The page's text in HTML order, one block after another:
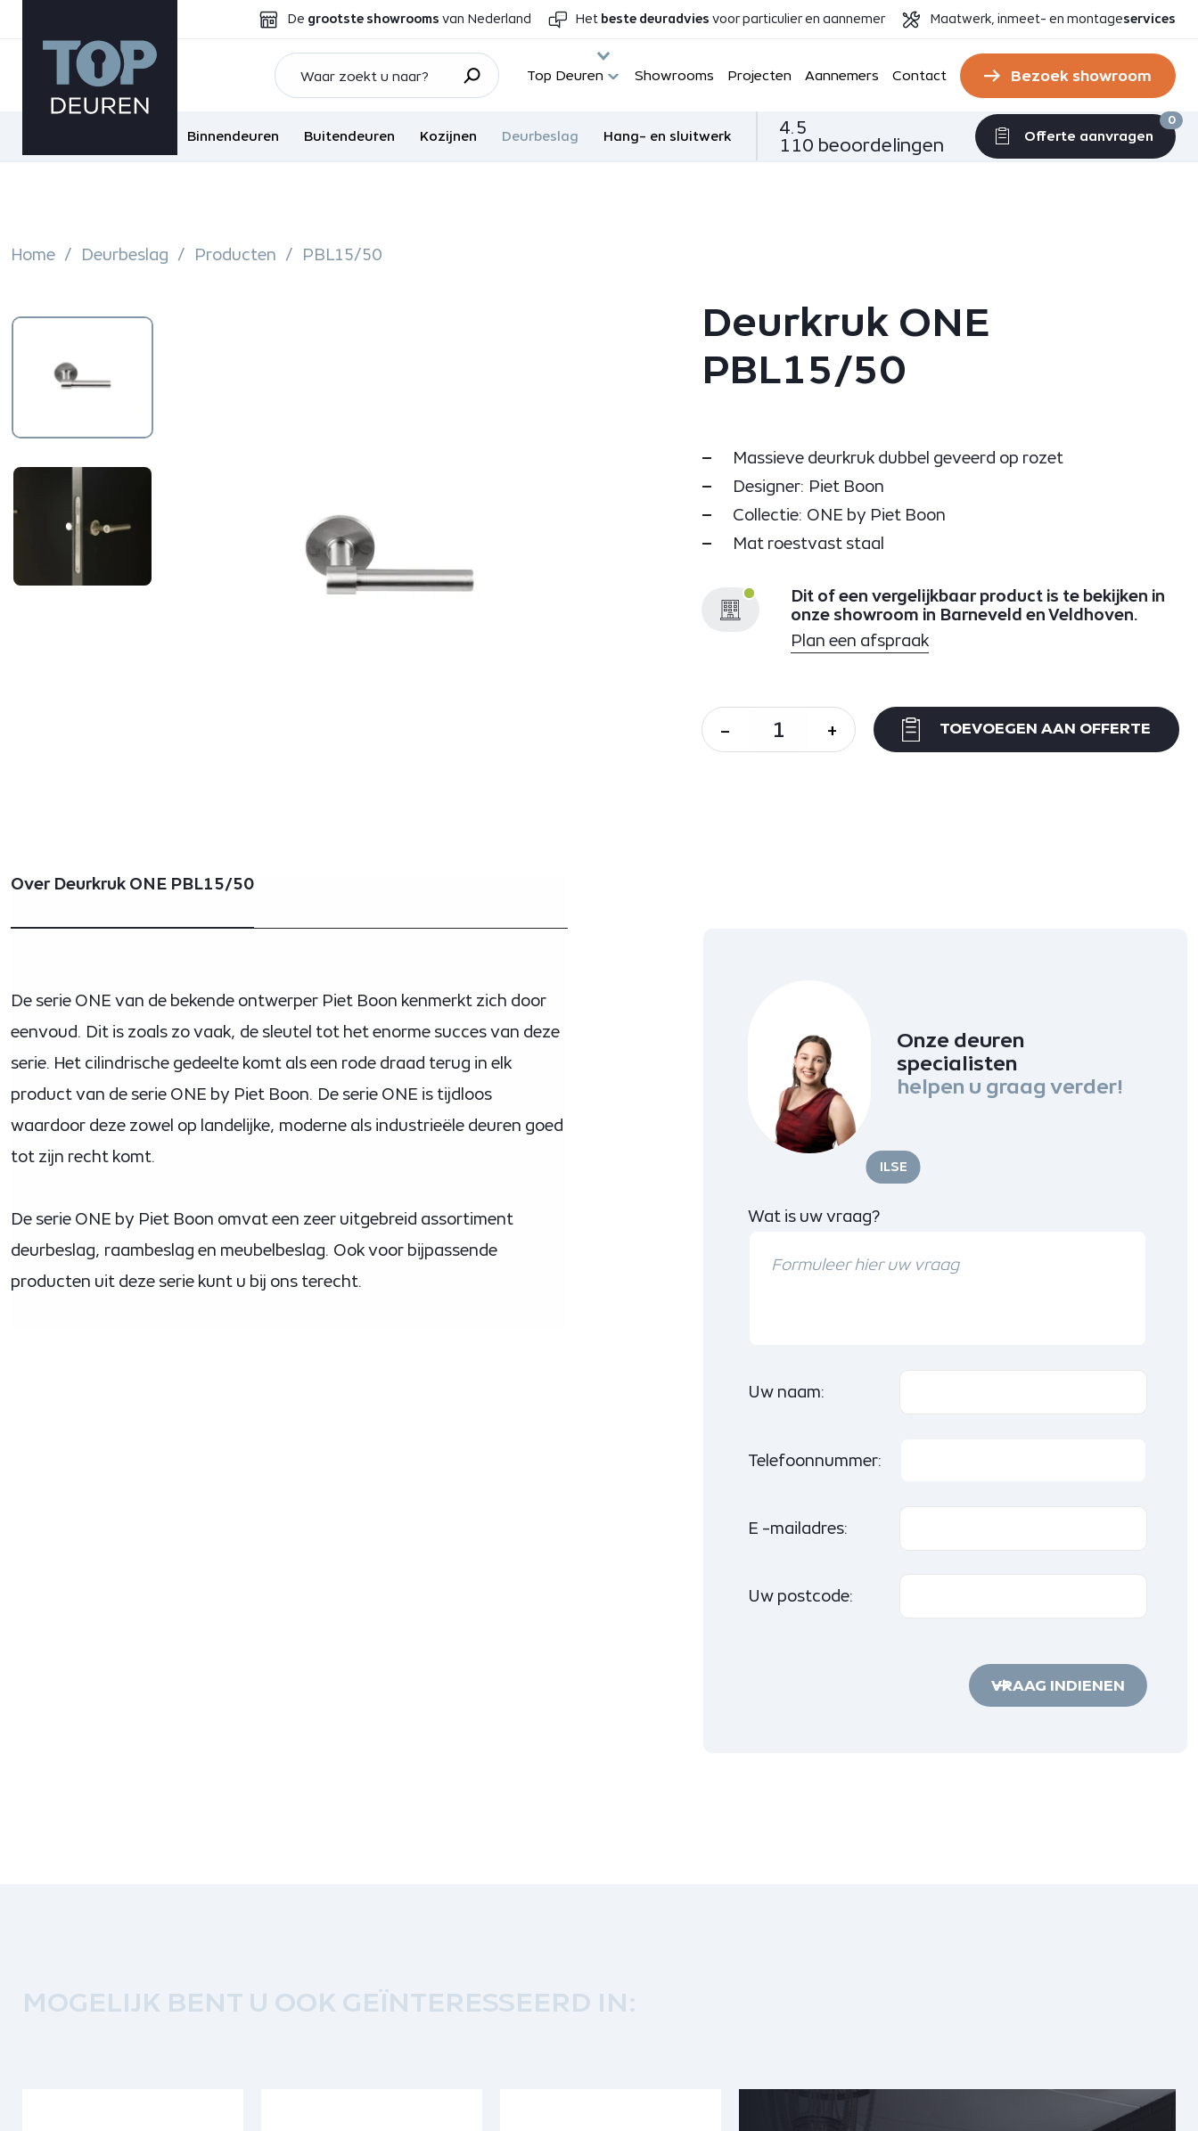
De grootste showrooms van Nederland Het beste deuradvies voor particulier en aannemer Maatwerk, inmeet- en montageservices
Top Deuren Showrooms Projecten Aannemers Contact Bezoek showroom
Binnendeuren Buitendeuren Kozijnen Deurbeslag Hang- en sluitwerk
4.5
110 beoordelingen
Offerte aanvragen
0
Home Deurbeslag Producten PBL15/50
Deurkruk ONE
PBL15/50
Massieve deurkruk dubbel geveerd op rozet
Designer: Piet Boon
Collectie: ONE by Piet Boon
Mat roestvast staal
Dit of een vergelijkbaar product is te bekijken in
onze showroom in Barneveld en Veldhoven.
Plan een afspraak
- + TOEVOEGEN AAN OFFERTE
Over Deurkruk ONE PBL15/50
De serie ONE van de bekende ontwerper Piet Boon kenmerkt zich door
eenvoud. Dit is zoals zo vaak, de sleutel tot het enorme succes van deze
serie. Het cilindrische gedeelte komt als een rode draad terug in elk
product van de serie ONE by Piet Boon. De serie ONE is tijdloos
waardoor deze zowel op landelijke, moderne als industrieële deuren goed
tot zijn recht komt.
De serie ONE by Piet Boon omvat een zeer uitgebreid assortiment
deurbeslag, raambeslag en meubelbeslag. Ook voor bijpassende
producten uit deze serie kunt u bij ons terecht.
ILSE
Onze deuren
specialisten
helpen u graag verder!
Wat is uw vraag?
Uw naam:
Telefoonnummer:
E -mailadres:
Uw postcode:
VRAAG INDIENEN
MOGELIJK BENT U OOK GEÏNTERESSEERD IN: